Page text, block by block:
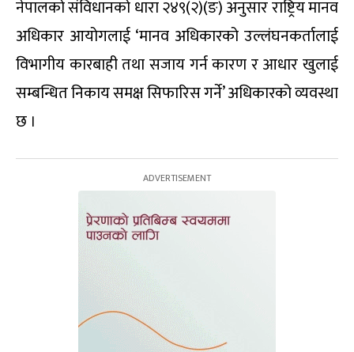
नेपालको संविधानको धारा २४९(२)(ङ) अनुसार राष्ट्रिय मानव
अधिकार आयोगलाई ‘मानव अधिकारको उल्लंघनकर्तालाई
विभागीय कारबाही तथा सजाय गर्न कारण र आधार खुलाई
सम्बन्धित निकाय समक्ष सिफारिस गर्ने’ अधिकारको व्यवस्था
छ ।